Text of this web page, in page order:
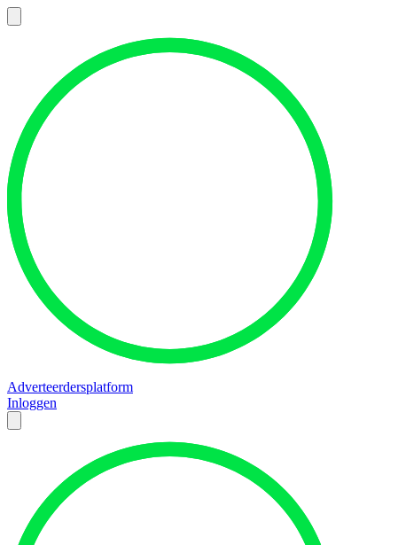
Adverteerdersplatform
Inloggen